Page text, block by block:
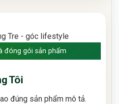
đóng gói sản phẩm
Tôi
đúng sản phẩm mô tả.